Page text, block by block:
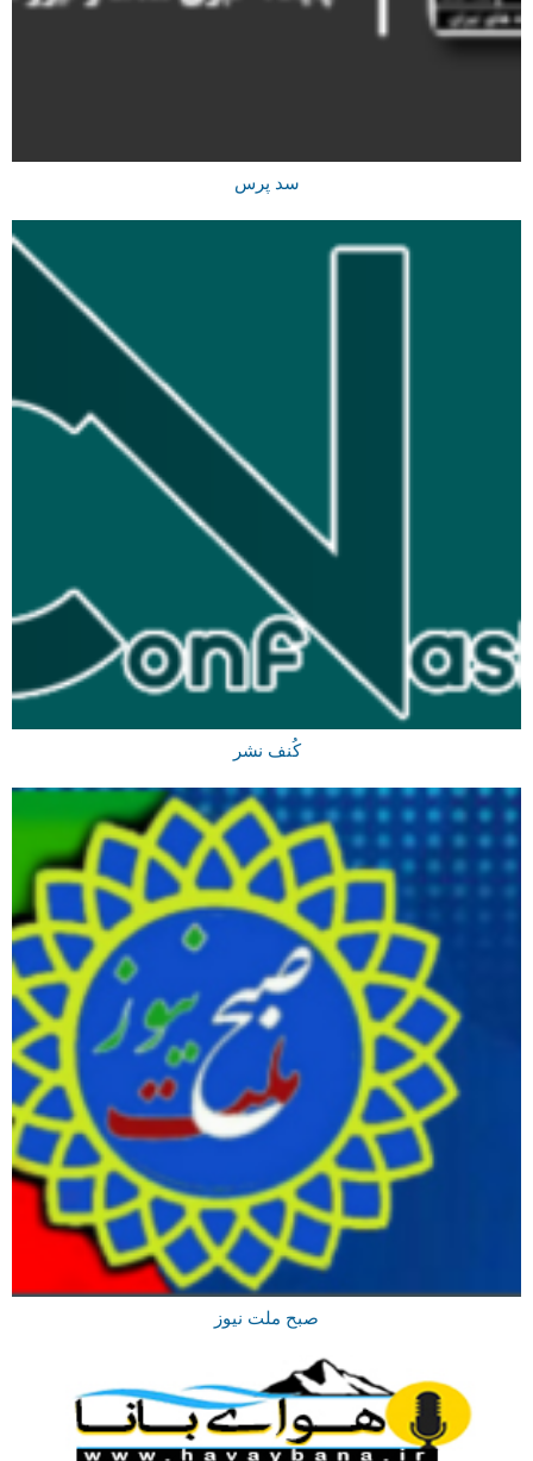
سد پرس
کُنف نشر
صبح ملت نیوز